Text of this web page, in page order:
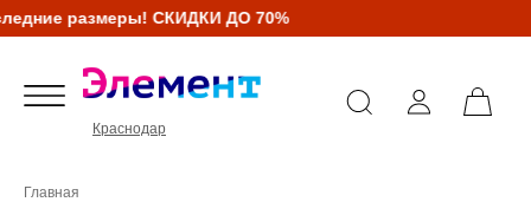
размеры! СКИДКИ ДО 70%
Краснодар
Главная